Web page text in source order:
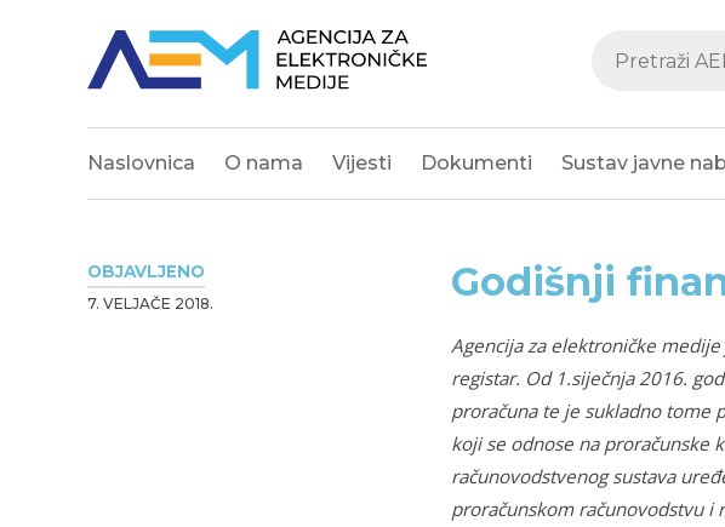
Naslovnica O nama Vijesti Dokumenti Sustav javne
OBJAVLJENO
7. VELJAČE 2018. Godišnji
Agencija za elektroničke
registar. Od 1.siječnja 2016.
proračuna te je sukladno tome
koji se odnose na proračunske
računovodstvenog sustava
proračunskom računovodstvu i